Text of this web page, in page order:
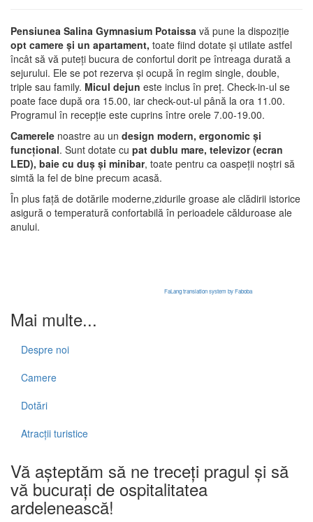
Pensiunea Salina Gymnasium Potaissa vă pune la dispoziție
opt camere și un apartament, toate fiind dotate și utilate astfel
încât să vă puteți bucura de confortul dorit pe întreaga durată a
sejurului. Ele se pot rezerva și ocupă în regim single, double,
triple sau family. Micul dejun este inclus în preț. Check-in-ul se
poate face după ora 15.00, iar check-out-ul până la ora 11.00.
Programul în recepție este cuprins între orele 7.00-19.00.
Camerele noastre au un design modern, ergonomic și
funcțional. Sunt dotate cu pat dublu mare, televizor (ecran
LED), baie cu duș și minibar, toate pentru ca oaspeții noștri să
simtă la fel de bine precum acasă.
În plus față de dotările moderne,zidurile groase ale clădirii istorice
asigură o temperatură confortabilă în perioadele călduroase ale
anului.
FaLang translation system by Faboba
Mai multe...
Despre noi
Camere
Dotări
Atracții turistice
Vă așteptăm să ne treceți pragul și să
vă bucurați de ospitalitatea
ardelenească!